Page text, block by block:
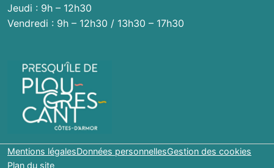
Jeudi : 9h – 12h30
Vendredi : 9h – 12h30 / 13h30 – 17h30
Mentions légalesDonnées personnellesGestion des cookies
Plan du site